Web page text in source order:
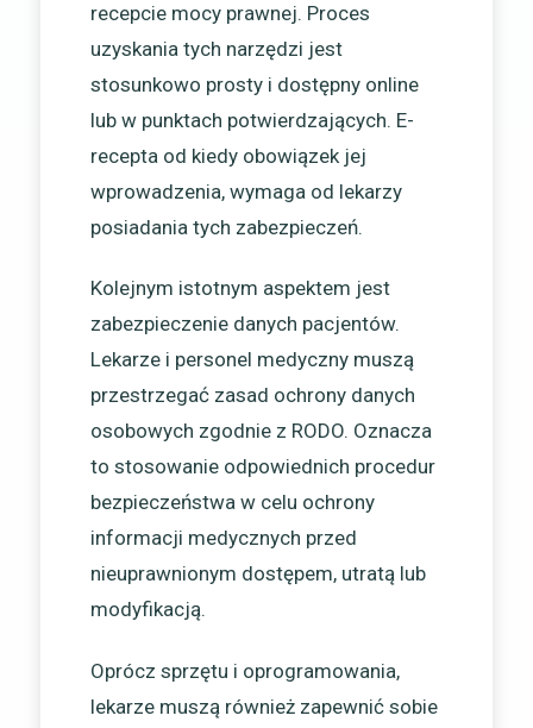
recepcie mocy prawnej. Proces
uzyskania tych narzędzi jest
stosunkowo prosty i dostępny online
lub w punktach potwierdzających. E-
recepta od kiedy obowiązek jej
wprowadzenia, wymaga od lekarzy
posiadania tych zabezpieczeń.
Kolejnym istotnym aspektem jest
zabezpieczenie danych pacjentów.
Lekarze i personel medyczny muszą
przestrzegać zasad ochrony danych
osobowych zgodnie z RODO. Oznacza
to stosowanie odpowiednich procedur
bezpieczeństwa w celu ochrony
informacji medycznych przed
nieuprawnionym dostępem, utratą lub
modyfikacją.
Oprócz sprzętu i oprogramowania,
lekarze muszą również zapewnić sobie